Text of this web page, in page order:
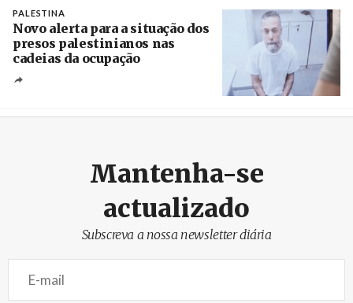
PALESTINA
Novo alerta para a situação dos
presos palestinianos nas
cadeias da ocupação
Mantenha-se
actualizado
Subscreva a nossa newsletter diária